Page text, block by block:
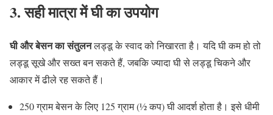
3. सही मात्रा में घी का उपयोग
घी और बेसन का संतुलनलड्डू के स्वाद को निखारता है। यदि घी कम हो तो
लड्डू सूखे और सख्त बन सकते हैं, जबकि ज्यादा घी से लड्डू चिकने और
आकार में ढीले रह सकते हैं।
250 ग्राम बेसन के लिए 125 ग्राम (½ कप) घी आदर्श होता है। इसे धीमी